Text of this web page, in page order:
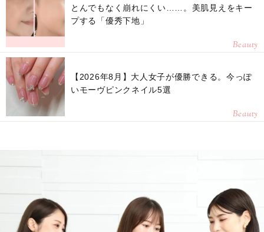
とんでもなく崩れにくい……。美肌見えをキー
プする「優秀下地」
Beauty
【2026年8月】大人女子が優勝できる。今っぽ
いモーヴピンクネイル5選
Beauty